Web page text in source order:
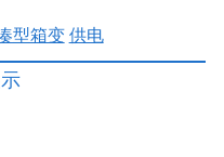
型箱变 供电